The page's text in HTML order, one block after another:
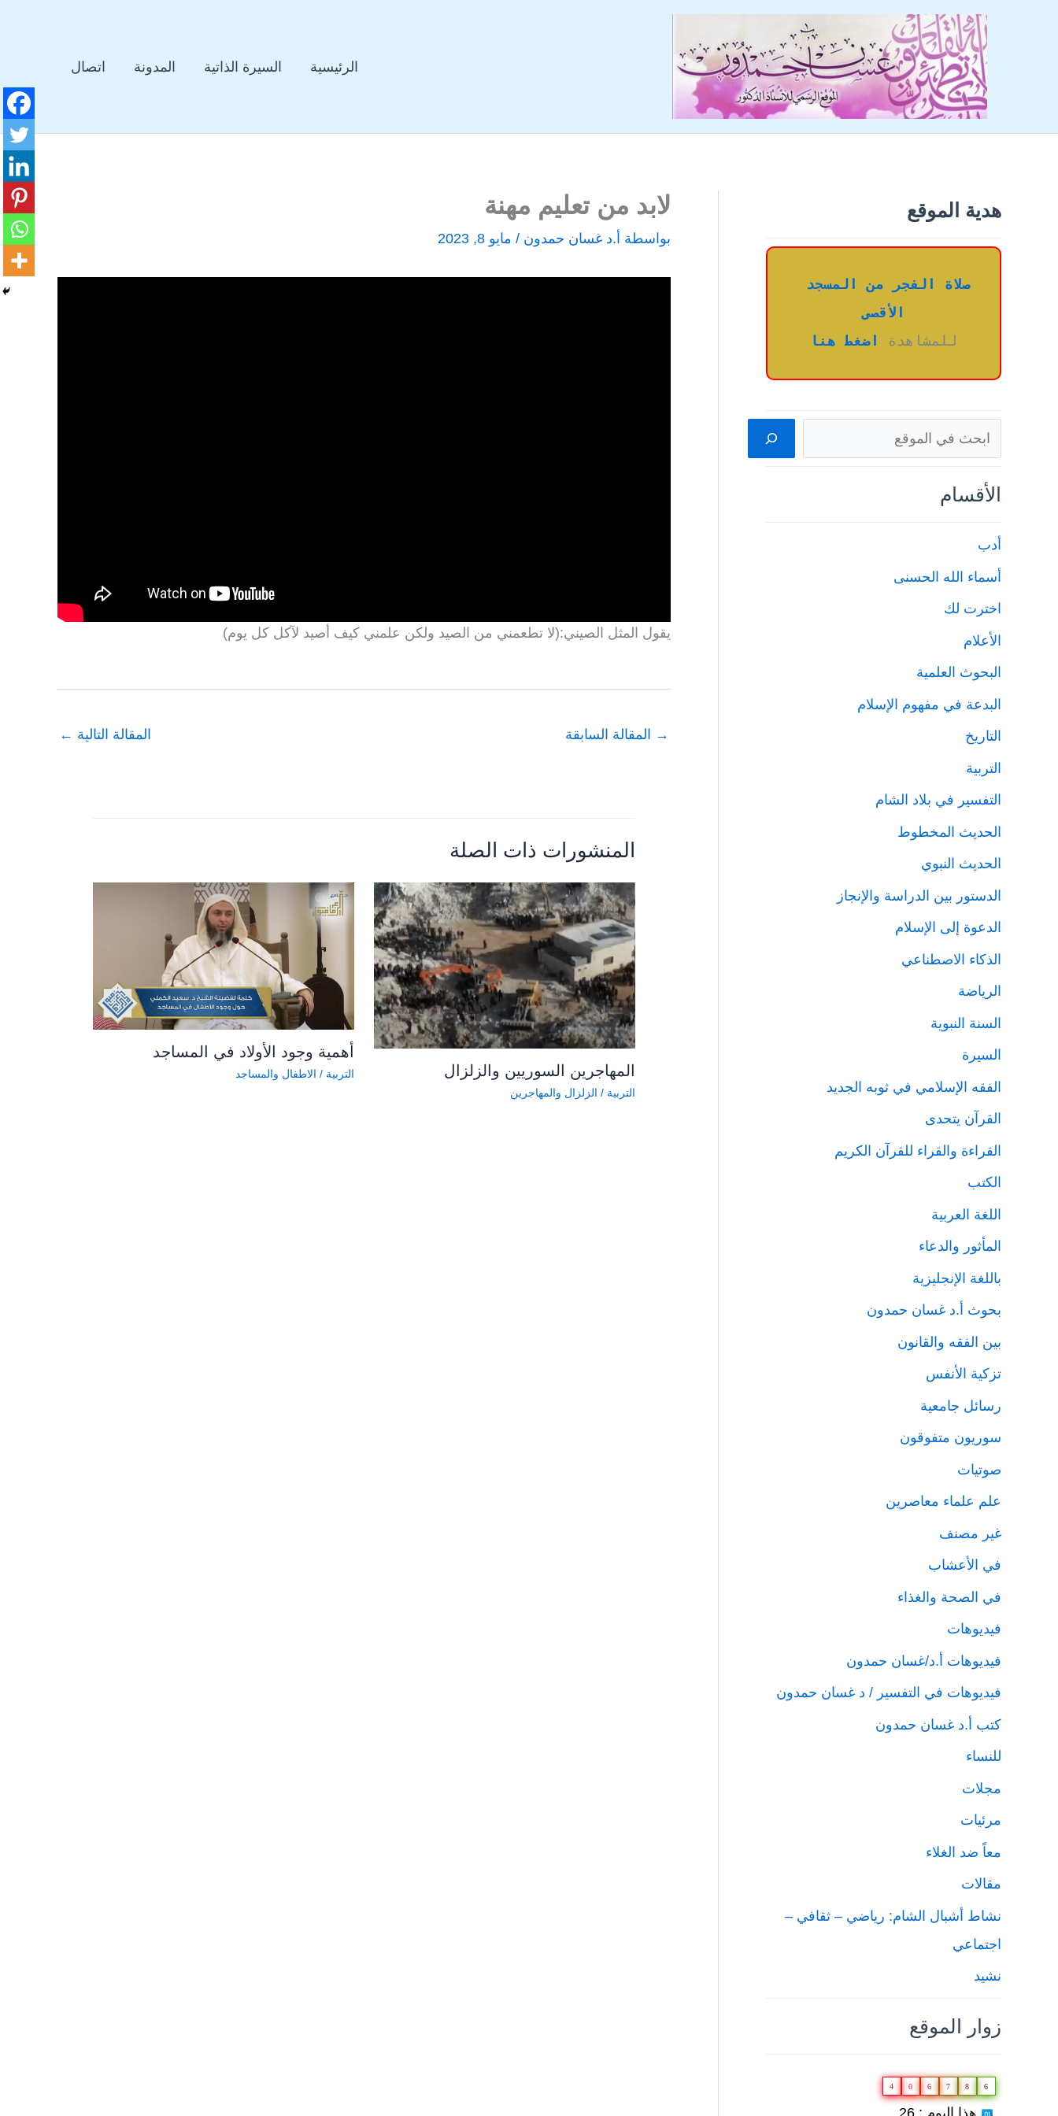
الرئيسية السيرة الذاتية المدونة اتصال
هدية الموقع
الأقصى
للمشاهدة
اضغط هنا
البحث
الأقسام
أدب
أسماء الله الحسنى
اخترت لك
الأعلام
البحوث العلمية
البدعة في مفهوم الإسلام
التاريخ
التربية
التفسير في بلاد الشام
الحديث المخطوط
الحديث النبوي
الدستور بين الدراسة والإنجاز
الدعوة إلى الإسلام
الذكاء الاصطناعي
الرياضة
السنة النبوية
السيرة
الفقه الإسلامي في ثوبه الجديد
القرآن يتحدى
القراءة والقراء للقرآن الكريم
الكتب
اللغة العربية
المأثور والدعاء
باللغة الإنجليزية
بحوث أ.د غسان حمدون
بين الفقه والقانون
تزكية الأنفس
رسائل جامعية
سوريون متفوقون
صوتيات
علم علماء معاصرين
غير مصنف
في الأعشاب
في الصحة والغذاء
فيديوهات
فيديوهات أ.د/غسان حمدون
فيديوهات في التفسير / د غسان حمدون
كتب أ.د غسان حمدون
للنساء
مجلات
مرئيات
معاً ضد الغلاء
مقالات
نشاط أشبال الشام: رياضي – ثقافي –
اجتماعي
نشيد
زوار الموقع
4 0 6 7 8 6
لابد من تعليم مهنة
بواسطة أ.د غسان حمدون / مايو 8, 2023
يقول المثل الصيني:(لا تطعمني من الصيد ولكن علمني كيف أصيد لآكل كل يوم)
→ المقالة السابقة المقالة التالية ←
المنشورات ذات الصلة
المهاجرين السوريين والزلزال
التربية / الزلزال والمهاجرين
أهمية وجود الأولاد في المساجد
التربية / الاطفال والمساجد